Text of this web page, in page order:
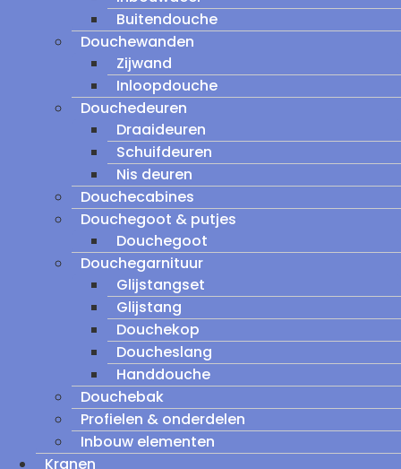
Buitendouche
Douchewanden
Zijwand
Inloopdouche
Douchedeuren
Draaideuren
Schuifdeuren
Nis deuren
Douchecabines
Douchegoot & putjes
Douchegoot
Douchegarnituur
Glijstangset
Glijstang
Douchekop
Doucheslang
Handdouche
Douchebak
Profielen & onderdelen
Inbouw elementen
Kranen